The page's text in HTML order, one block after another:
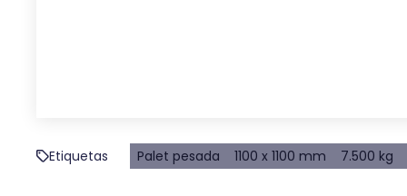
Etiquetas Palet pesada 1100 x 1100 mm 7.500 kg